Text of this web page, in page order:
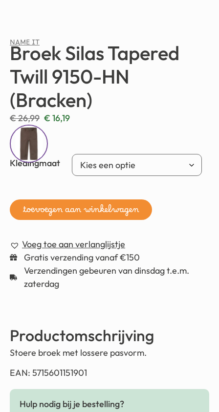
NAME IT
Broek Silas Tapered
Twill 9150-HN
(Bracken)
€26,99 € 16,19
Kledingmaat
toevoegen aan winkelwagen
Voeg toe aan verlanglijstje
Gratis verzending vanaf €150
Verzendingen gebeuren van dinsdag t.e.m.
zaterdag
Productomschrijving
Stoere broek met lossere pasvorm.
EAN: 5715601151901
Hulp nodig bij je bestelling?